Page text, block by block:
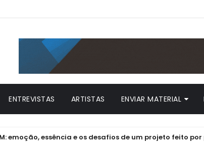
ENTREVISTAS ARTISTAS ENVIAR MATERIAL
essência e os desafios de um projeto feito por paixão